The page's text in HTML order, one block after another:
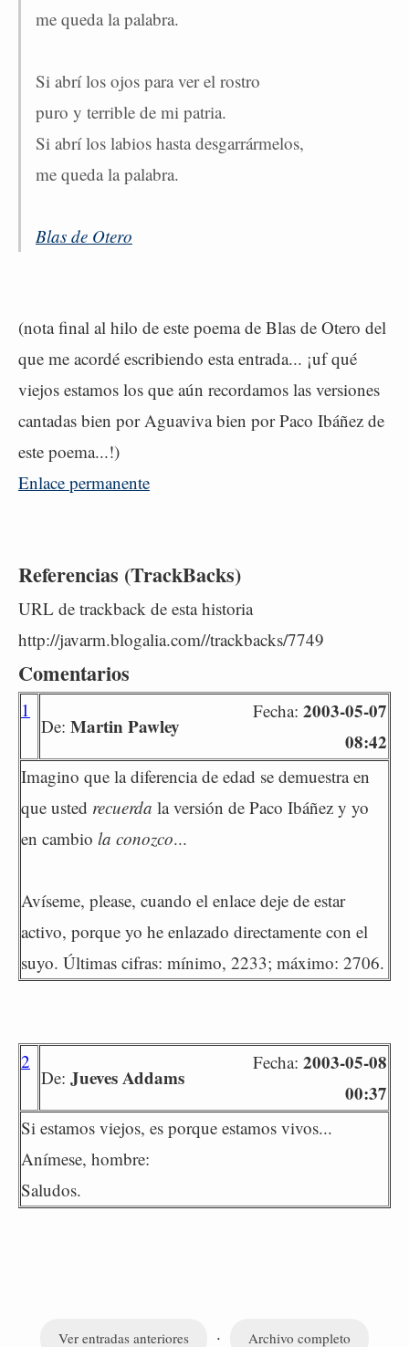
me queda la palabra.
Si abrí los ojos para ver el rostro
puro y terrible de mi patria.
Si abrí los labios hasta desgarrármelos,
me queda la palabra.
Blas de Otero
(nota final al hilo de este poema de Blas de Otero del
que me acordé escribiendo esta entrada... ¡uf qué
viejos estamos los que aún recordamos las versiones
cantadas bien por Aguaviva bien por Paco Ibáñez de
este poema...!)
Enlace permanente
Referencias (TrackBacks)
URL de trackback de esta historia
http://javarm.blogalia.com//trackbacks/7749
Comentarios
1
De: Martin Pawley
Fecha: 2003-05-07
08:42
Imagino que la diferencia de edad se demuestra en
que usted recuerda la versión de Paco Ibáñez y yo
en cambio la conozco...
Avíseme, please, cuando el enlace deje de estar
activo, porque yo he enlazado directamente con el
suyo. Últimas cifras: mínimo, 2233; máximo: 2706.
2
De: Jueves Addams
Fecha: 2003-05-08
00:37
Si estamos viejos, es porque estamos vivos...
Anímese, hombre:
Saludos.
Ver entradas anteriores · Archivo completo